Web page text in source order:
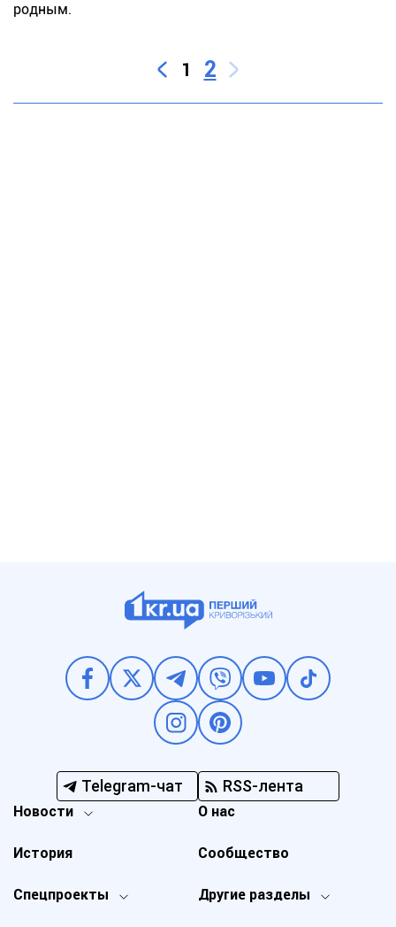
родным.
1 2
Telegram-чат RSS-лента
Новости
Спецпроекты Другие разделы
История
О нас
Сообщество